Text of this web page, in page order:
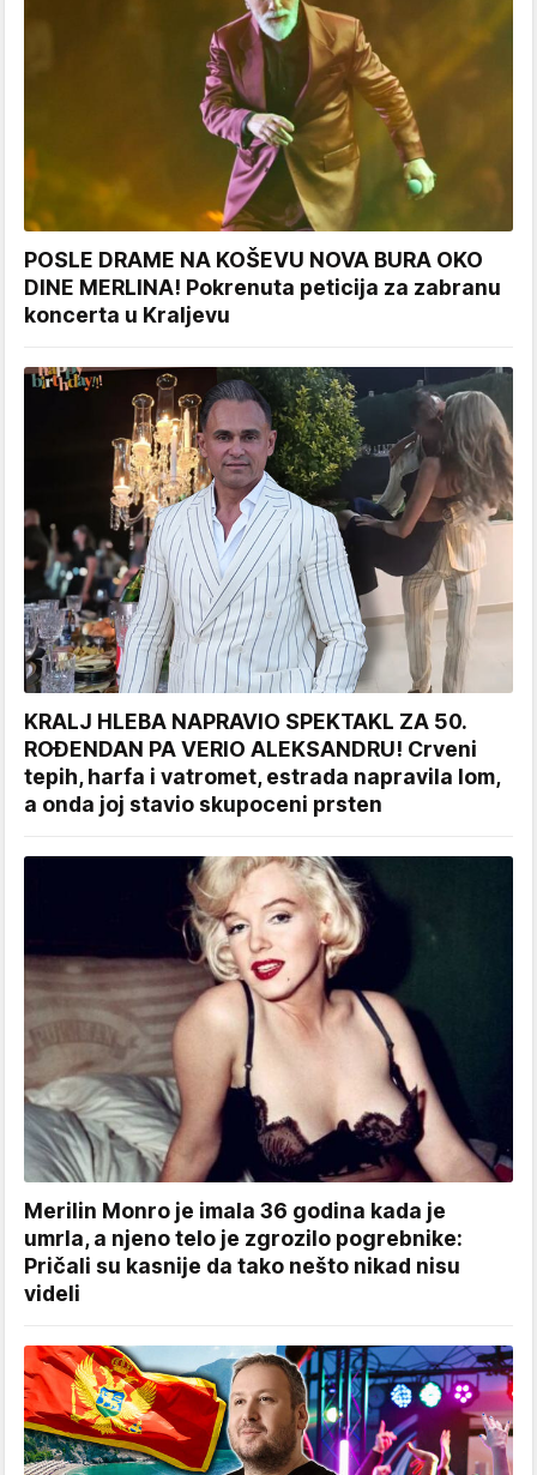
POSLE DRAME NA KOŠEVU NOVA BURA OKO
DINE MERLINA! Pokrenuta peticija za zabranu
koncerta u Kraljevu
KRALJ HLEBA NAPRAVIO SPEKTAKL ZA 50.
ROĐENDAN PA VERIO ALEKSANDRU! Crveni
tepih, harfa i vatromet, estrada napravila lom,
a onda joj stavio skupoceni prsten
Merilin Monro je imala 36 godina kada je
umrla, a njeno telo je zgrozilo pogrebnike:
Pričali su kasnije da tako nešto nikad nisu
videli